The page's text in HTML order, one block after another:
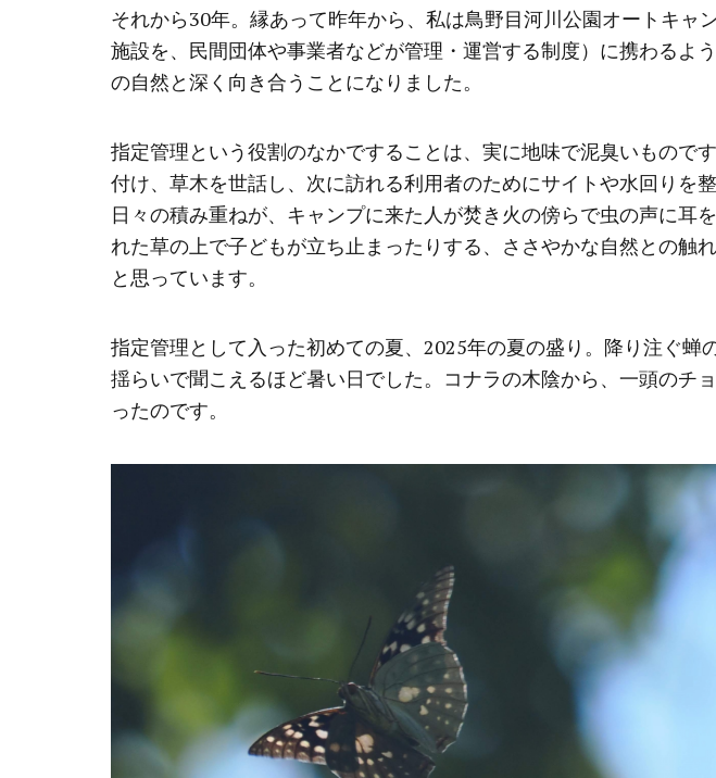
それから30年。縁あって昨年から、私は鳥野目河川公園オートキャ
施設を、民間団体や事業者などが管理・運営する制度）に携わるよ
の自然と深く向き合うことになりました。
指定管理という役割のなかですることは、実に地味で泥臭いもので
付け、草木を世話し、次に訪れる利用者のためにサイトや水回りを
日々の積み重ねが、キャンプに来た人が焚き火の傍らで虫の声に耳
れた草の上で子どもが立ち止まったりする、ささやかな自然との触
と思っています。
指定管理として入った初めての夏、2025年の夏の盛り。降り注ぐ蝉
揺らいで聞こえるほど暑い日でした。コナラの木陰から、一頭のチ
ったのです。